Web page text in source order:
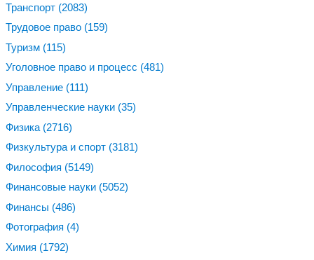
Транспорт (2083)
Трудовое право (159)
Туризм (115)
Уголовное право и процесс (481)
Управление (111)
Управленческие науки (35)
Физика (2716)
Физкультура и спорт (3181)
Философия (5149)
Финансовые науки (5052)
Финансы (486)
Фотография (4)
Химия (1792)